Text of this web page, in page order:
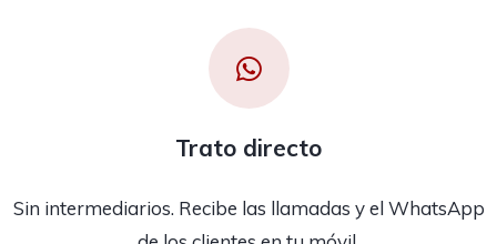
Trato directo
Sin intermediarios. Recibe las llamadas y el WhatsApp